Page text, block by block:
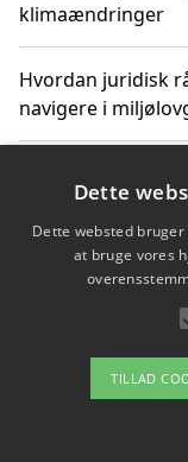
klimaændringer
Hvordan juridisk
navigere i
Hvordan spil og
bæredygtige valg
Køb produkter i
transport og
Om /
Dette
Dette websted
at bruge vores
TILLAD